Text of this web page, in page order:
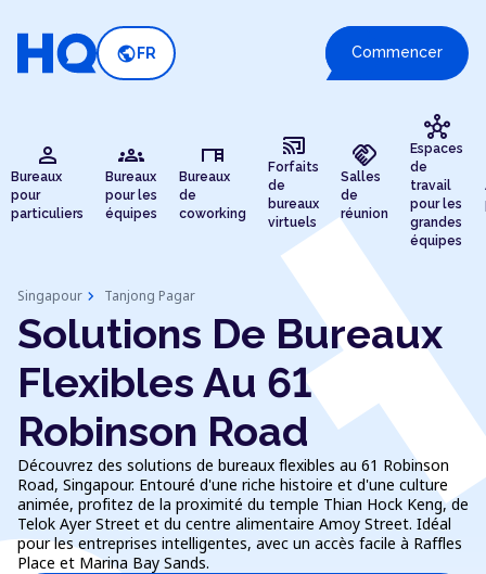
public FR Commencer
person
Bureaux
pour
particuliers
groups
Bureaux
pour les
équipes
desk
Bureaux
de
coworking
cast_connected
Forfaits
de
bureaux
virtuels
handshake
Salles
de
réunion
hub
Espaces
de
travail
pour les
grandes
équipes
Singapour chevron_right Tanjong Pagar
Solutions De Bureaux
Flexibles Au 61
Robinson Road
Découvrez des solutions de bureaux flexibles au 61 Robinson
Road, Singapour. Entouré d'une riche histoire et d'une culture
animée, profitez de la proximité du temple Thian Hock Keng, de
Telok Ayer Street et du centre alimentaire Amoy Street. Idéal
pour les entreprises intelligentes, avec un accès facile à Raffles
Place et Marina Bay Sands.